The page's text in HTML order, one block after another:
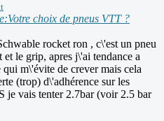
choix de pneus VTT ?
rocket ron , c\'est un pneu
le grip, apres j\'ai tendance a
m\'évite de crever mais cela
(trop) d\'adhérence sur les
je vais tenter 2.7bar (voir 2.5 bar